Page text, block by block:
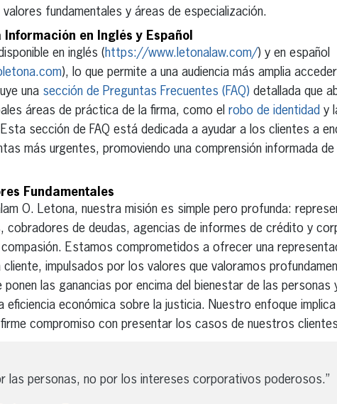
valores fundamentales y áreas de especialización.
en Inglés y Español
en inglés (https://www.letonalaw.com/) y en español
), lo que permite a una audiencia más amplia
una sección de Preguntas Frecuentes (FAQ) detallada que
áreas de práctica de la firma, como el robo de identidad y
sección de FAQ está dedicada a ayudar a los clientes a
más urgentes, promoviendo una comprensión informada
Fundamentales
O. Letona, nuestra misión es simple pero profunda:
cobradores de deudas, agencias de informes de crédito y
Estamos comprometidos a ofrecer una
impulsados por los valores que valoramos
las ganancias por encima del bienestar de las personas
eficiencia económica sobre la justicia. Nuestro enfoque
compromiso con presentar los casos de nuestros
las personas, no por los intereses corporativos poderosos.”